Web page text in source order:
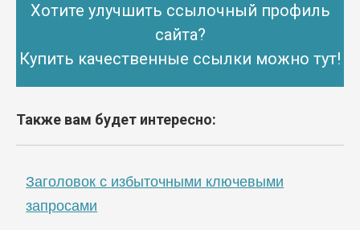
Хотите улучшить ссылочный профиль
сайта?
Купить качественные ссылки можно тут!
Также вам будет интересно:
Заголовок с избыточными ключевыми
запросами